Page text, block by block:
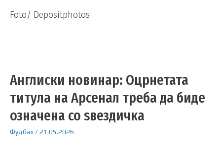
Foto/ Depositphotos
Англиски новинар: Оцрнетата
титула на Арсенал треба да биде
означена со ѕвездичка
Фудбал /21.05.2026